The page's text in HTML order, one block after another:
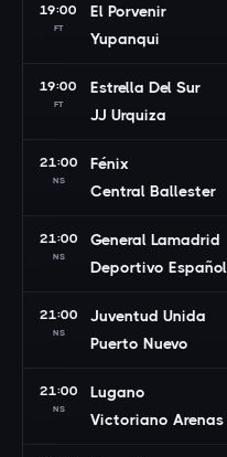
19:00
FT
El Porvenir
Yupanqui
19:00
FT
Estrella Del Sur
JJ Urquiza
21:00
NS
Fénix
Central Ballester
21:00
NS
General Lamadrid
Deportivo Español
21:00
NS
Juventud Unida
Puerto Nuevo
21:00
NS
Lugano
Victoriano Arenas